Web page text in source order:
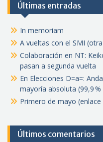
Últimas entradas
In memoriam
A vueltas con el SMI
Colaboración en NT:
pasan a segunda vuelta
En Elecciones D=a=:
mayoría absoluta (99,9
Primero de mayo
Últimos comentarios